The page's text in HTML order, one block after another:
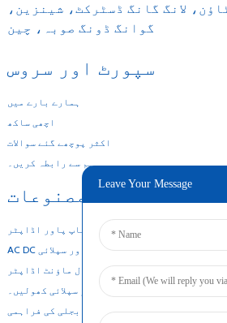
لانگ گانگ ڈسٹرکٹ، شینزین،
گوانگ ڈونگ صوبہ، چین
سپورٹ اور سروس
ہمارے بارے میں
اچھی ساکھ
اکثر پوچھے گئے سوالات
ہم سے رابطہ کریں۔
ہماری مصنوعات
ڈیسک ٹاپ پاور اڈاپٹر
AC DC پاور سپلائی
وال ماؤنٹ اڈاپٹر
فریم پاور سپلائی کھولیں۔
انتہائی پتلی بجلی کی فراہمی
Leave Your Message